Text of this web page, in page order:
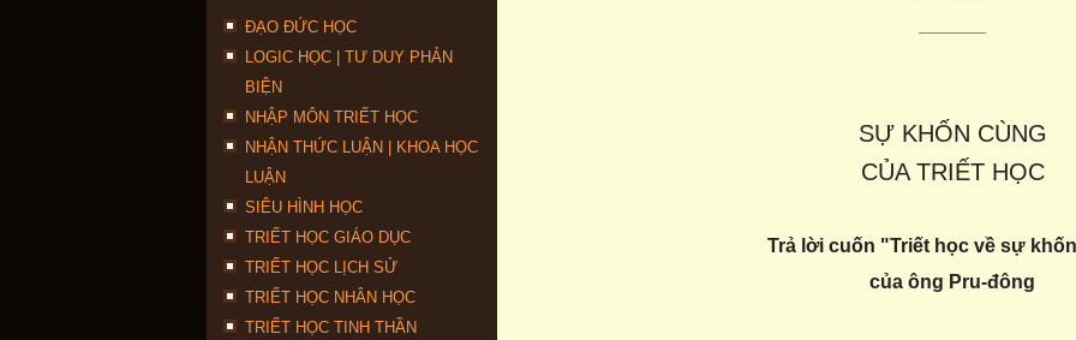
ĐẠO ĐỨC HỌC
LOGIC HỌC | TƯ DUY PHẢN
BIỆN
NHẬP MÔN TRIẾT HỌC
NHẬN THỨC LUẬN | KHOA HỌC
LUẬN
SIÊU HÌNH HỌC
TRIẾT HỌC GIÁO DỤC
TRIẾT HỌC LỊCH SỬ
TRIẾT HỌC NHÂN HỌC
TRIẾT HỌC TINH THẦN
SỰ KHỐN CÙNG
CỦA TRIẾT HỌC
Trả lời cuốn "Triết học về sự
của ông Pru-đông